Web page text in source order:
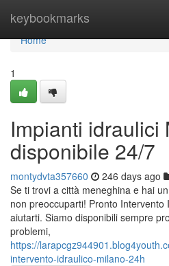
keybookmarks
Home
Home
1
Impianti idraulici
disponibile 24/7
montydvta357660 246 days ago
Se ti trovi a città meneghina e hai
non preoccuparti! Pronto
aiutarti. Siamo disponibili sempre
problemi,
https://
intervento-idraulico-milano-24h